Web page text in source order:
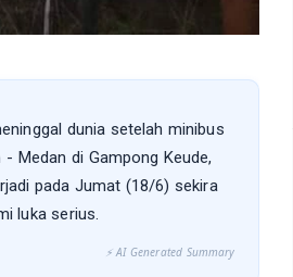
dunia setelah minibus
Medan di Gampong Keude,
pada Jumat (18/6) sekira
luka serius.
⚡ AI Generated Summary